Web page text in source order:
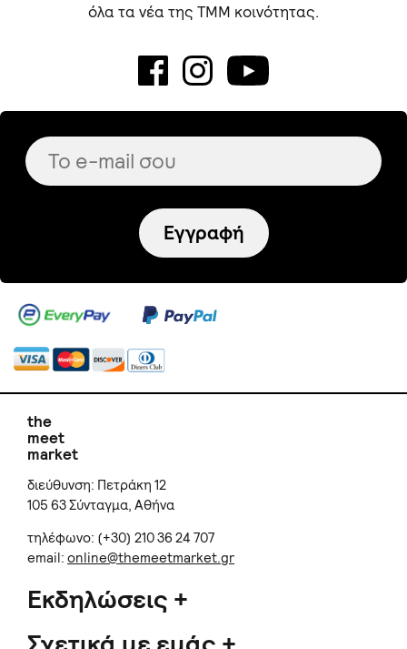
όλα τα νέα της TMM κοινότητας.
Εγγραφή
the
meet
market
διεύθυνση: Πετράκη 12
105 63 Σύνταγμα, Αθήνα
τηλέφωνο: (+30) 210 36 24 707
email: online@themeetmarket.gr
Εκδηλώσεις